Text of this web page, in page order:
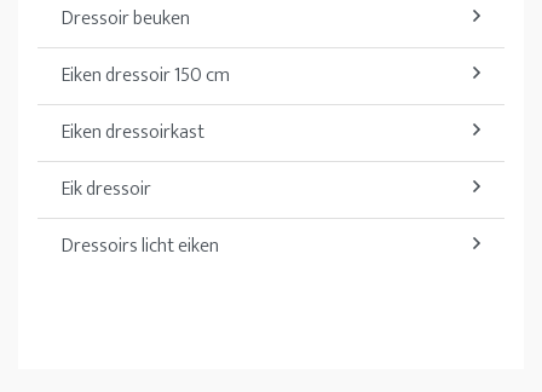
Dressoir beuken
Eiken dressoir 150 cm
Eiken dressoirkast
Eik dressoir
Dressoirs licht eiken